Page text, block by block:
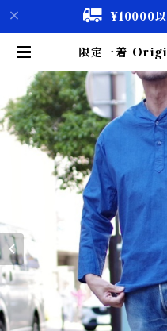
¥10000以
限定一着
オリジナル 後
ャツ ヘンリー
o【古着 &